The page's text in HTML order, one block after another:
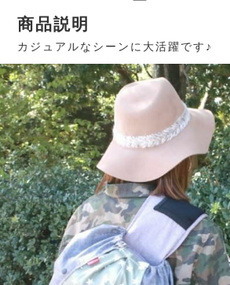
商品説明
カジュアルなシーンに大活躍です♪